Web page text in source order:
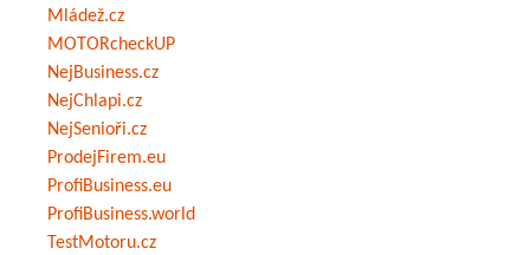
Mládež.cz
MOTORcheckUP
NejBusiness.cz
NejChlapi.cz
NejSenioři.cz
ProdejFirem.eu
ProfiBusiness.eu
ProfiBusiness.world
TestMotoru.cz